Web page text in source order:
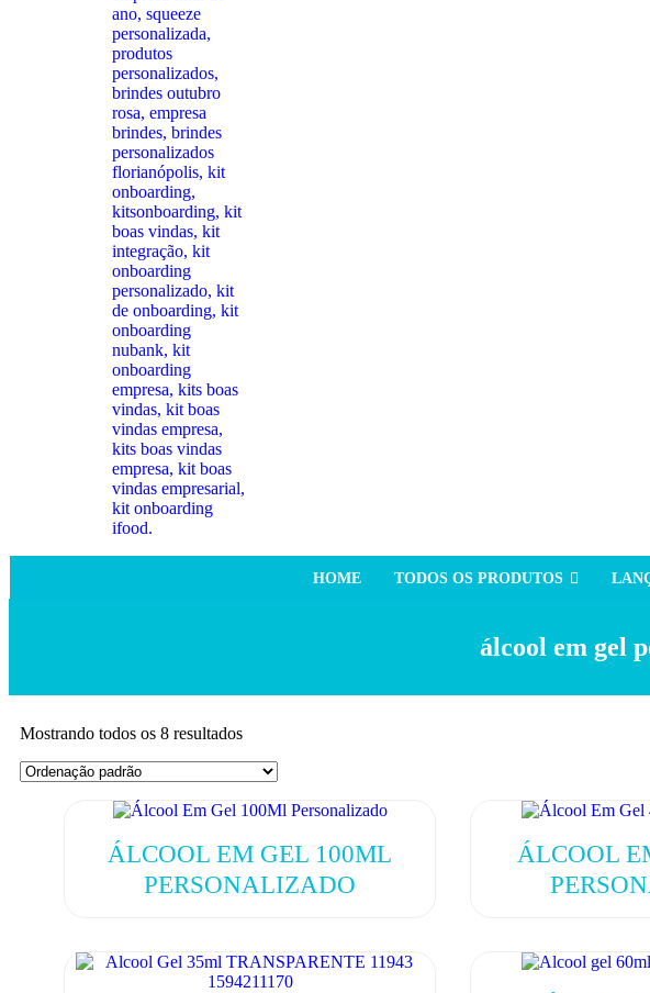
HOME TODOS OS PRODUTOS
álcool em gel
Mostrando todos os 8 resultados
ÁLCOOL EM GEL 100ML
PERSONALIZADO
ÁLCOOL